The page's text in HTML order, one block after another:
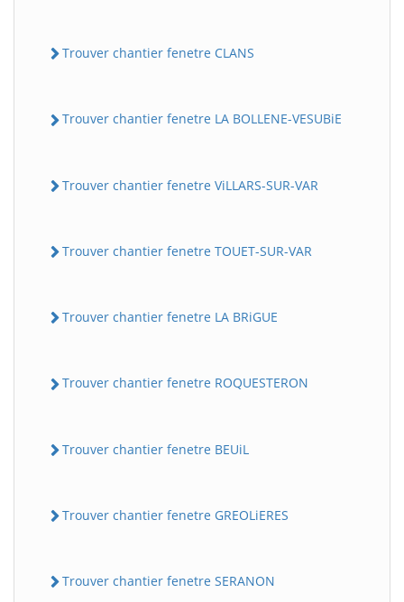
Trouver chantier fenetre CLANS
Trouver chantier fenetre LA BOLLENE-VESUBiE
Trouver chantier fenetre ViLLARS-SUR-VAR
Trouver chantier fenetre TOUET-SUR-VAR
Trouver chantier fenetre LA BRiGUE
Trouver chantier fenetre ROQUESTERON
Trouver chantier fenetre BEUiL
Trouver chantier fenetre GREOLiERES
Trouver chantier fenetre SERANON